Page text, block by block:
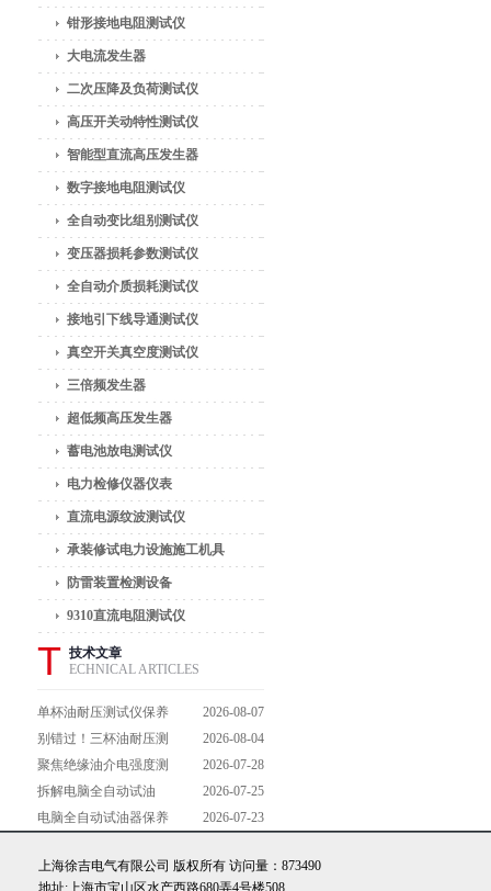
钳形接地电阻测试仪
大电流发生器
二次压降及负荷测试仪
高压开关动特性测试仪
智能型直流高压发生器
数字接地电阻测试仪
全自动变比组别测试仪
变压器损耗参数测试仪
全自动介质损耗测试仪
接地引下线导通测试仪
真空开关真空度测试仪
三倍频发生器
超低频高压发生器
蓄电池放电测试仪
电力检修仪器仪表
直流电源纹波测试仪
承装修试电力设施施工机具
防雷装置检测设备
9310直流电阻测试仪
T 技术文章
ECHNICAL ARTICLES
单杯油耐压测试仪保养
避坑指南：细节做到
位，设备不闹脾气
2026-08-07
别错过！三杯油耐压测
试仪操作流程全解析，
一步到位不踩坑
2026-08-04
聚焦绝缘油介电强度测
试仪：那些决定检测效
能的关键特点
2026-07-28
拆解电脑全自动试油
器：核心组成部件，藏
2026-07-25
电脑全自动试油器保养
寿命的实用技巧
2026-07-23
上海徐吉电气有限公司 版权所有 访问量：873490
地址:上海市宝山区水产西路680弄4号楼508